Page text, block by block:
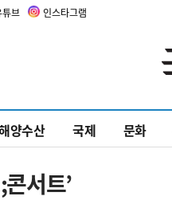
튜브 인스타그램
양수산 국제 문화
서트’